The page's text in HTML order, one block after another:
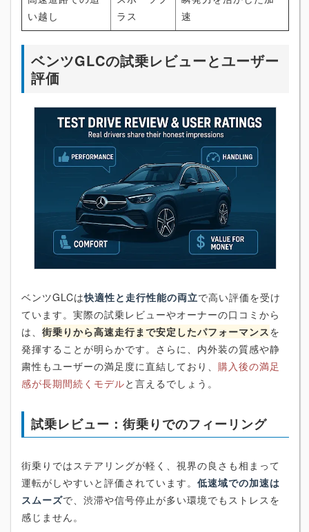
い越し
ラス
速
ベンツGLCの試乗レビューとユーザー
評価
ベンツGLCは快適性と走行性能の両立で高い評価を受け
ています。実際の試乗レビューやオーナーの口コミから
は、 街乗りから高速走行まで安定したパフォーマンスを
発揮することが明らかです。さらに、内外装の質感や静
粛性もユーザーの満足度に直結しており、 購入後の満足
感が長期間続くモデルと言えるでしょう。
試乗レビュー：街乗りでのフィーリング
街乗りではステアリングが軽く、視界の良さも相まって
運転がしやすいと評価されています。 低速域での加速は
スムーズで、渋滞や信号停止が多い環境でもストレスを
感じません。